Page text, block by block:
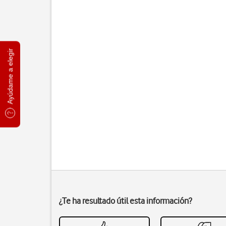
Ayúdame a elegir
¿Te ha resultado útil esta información?